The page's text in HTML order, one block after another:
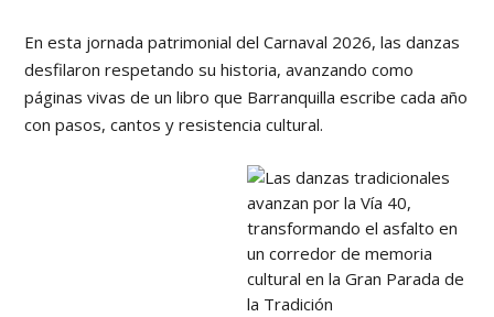
En esta jornada patrimonial del Carnaval 2026, las danzas
desfilaron respetando su historia, avanzando como
páginas vivas de un libro que Barranquilla escribe cada año
con pasos, cantos y resistencia cultural.